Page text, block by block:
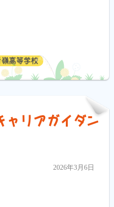
嶺高等学校
ャリアガイダン
2026年3月6日